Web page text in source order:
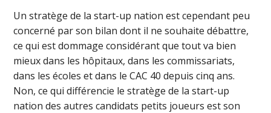
Un stratège de la start-up nation est cependant peu
concerné par son bilan dont il ne souhaite débattre,
ce qui est dommage considérant que tout va bien
mieux dans les hôpitaux, dans les commissariats,
dans les écoles et dans le CAC 40 depuis cinq ans.
Non, ce qui différencie le stratège de la start-up
nation des autres candidats petits joueurs est son